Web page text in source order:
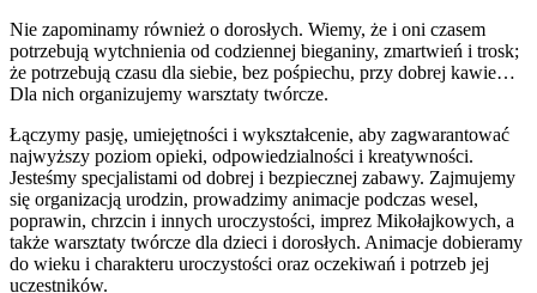
Nie zapominamy również o dorosłych. Wiemy, że i oni czasem
potrzebują wytchnienia od codziennej bieganiny, zmartwień i trosk;
że potrzebują czasu dla siebie, bez pośpiechu, przy dobrej kawie…
Dla nich organizujemy warsztaty twórcze.
Łączymy pasję, umiejętności i wykształcenie, aby zagwarantować
najwyższy poziom opieki, odpowiedzialności i kreatywności.
Jesteśmy specjalistami od dobrej i bezpiecznej zabawy. Zajmujemy
się organizacją urodzin, prowadzimy animacje podczas wesel,
poprawin, chrzcin i innych uroczystości, imprez Mikołajkowych, a
także warsztaty twórcze dla dzieci i dorosłych. Animacje dobieramy
do wieku i charakteru uroczystości oraz oczekiwań i potrzeb jej
uczestników.